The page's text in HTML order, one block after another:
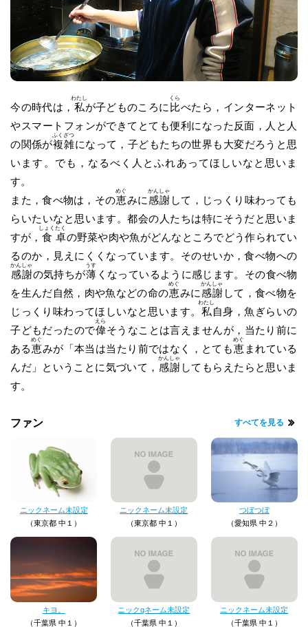
今の時代は， 私
わたし
が子どものころに 比
くら
べたら，インターネット
やスマートフォンができてとても便利になった反面，人と人
の関係が複
ふく
雑
ざつ
になって，子どもたちの世界も大変だろうと思
います。でも，なるべく人とふれあってほしいなと思いま
す。
また，食べ物は，その恵
めぐ
みに感
かん
謝
しゃ
して，じっくり味わっても
らいたいなと思います。都会の人たちは特にそうだと思いま
すが， 食
しょく
卓
たく
の野菜や肉や魚がどんなところでどう作られてい
るのか，見えにくくなっています。そのせいか，食べ物への
感
かん
謝
しゃ
の気持ちが薄
うす
くなっているように感じます。その食べ物
を生んだ自然，肉や魚などの命の恵
めぐ
みに感
かん
謝
しゃ
して，食べ物を
じっくり味わってほしいなと思います。 私
わたし
自身，魚ぎらいの
子どもだったので偉
えら
そうなことは言えませんが，当たり前に
ある恵
めぐ
みが「本当は当たり前ではなく，とても恵
めぐ
まれている
んだ」ということに気づいて， 感
かん
謝
しゃ
してもらえたらと思いま
す。
ファン すべてを見る
ニックネーム未設定
（東京都 中１）
ニックネーム未設定
（東京都 中１）
つぼつぼ
（愛知県 中２）
キヨ。
（千葉県 中１）
ニックqネーム未設定
（千葉県 中１）
ニックネーム未設定
（千葉県 中１）